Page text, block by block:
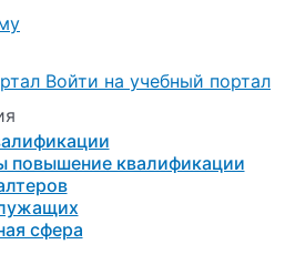
Войти на учебный портал
повышение квалификации
сфера